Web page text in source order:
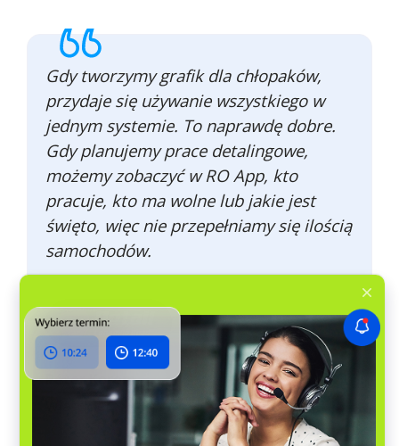
Gdy tworzymy grafik dla chłopaków,
przydaje się używanie wszystkiego w
jednym systemie. To naprawdę dobre.
Gdy planujemy prace detalingowe,
możemy zobaczyć w RO App, kto
pracuje, kto ma wolne lub jakie jest
święto, więc nie przepełniamy się ilością
samochodów.
Péter Korom
Właściciel